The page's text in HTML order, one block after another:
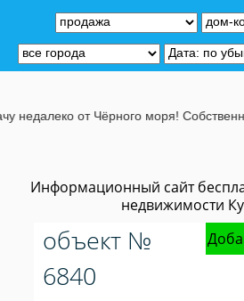
Информационный сайт
недвижимости
объект №
6840
от Чёрного моря! Собственник,